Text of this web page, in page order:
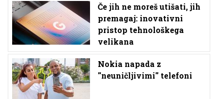
Če jih ne moreš utišati, jih
premagaj: inovativni
pristop tehnološkega
velikana
Nokia napada z
''neuničljivimi'' telefoni